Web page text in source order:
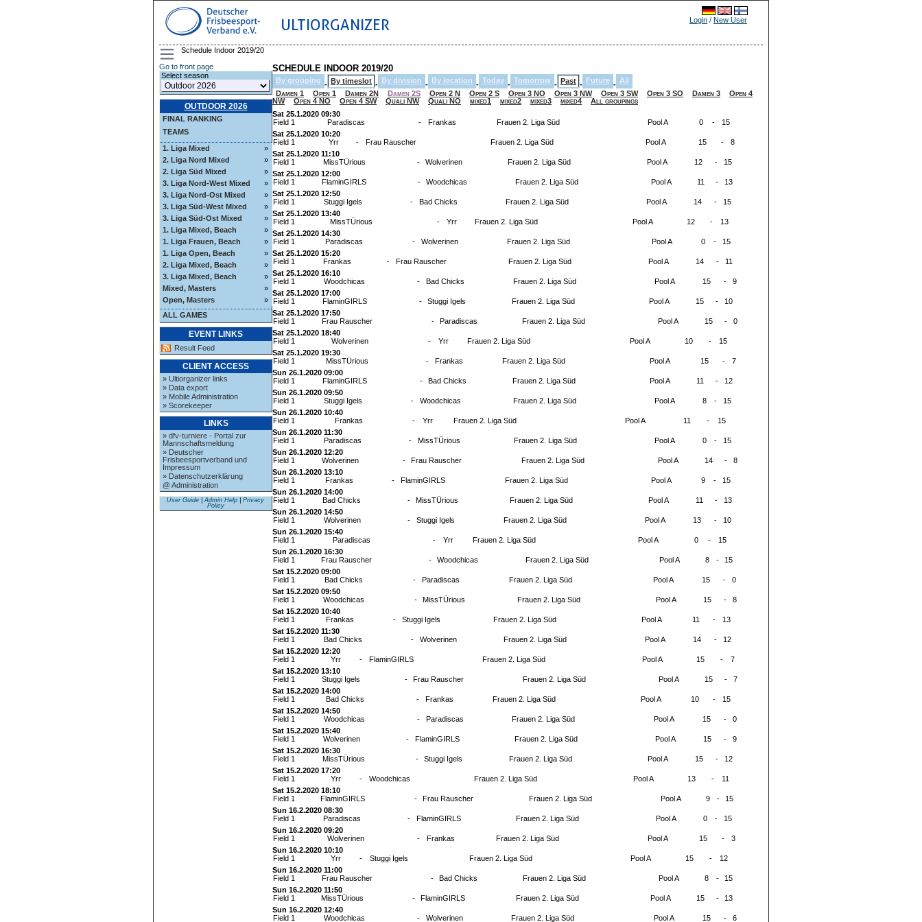
ULTIORGANIZER Login / New User
Schedule Indoor 2019/20
Go to front page
Select season
OUTDOOR 2026
FINAL RANKING
TEAMS
1. Liga Mixed
»
2. Liga Nord Mixed
»
2. Liga Süd Mixed
»
3. Liga Nord-West Mixed
»
3. Liga Nord-Ost Mixed
»
3. Liga Süd-West Mixed
»
3. Liga Süd-Ost Mixed
»
1. Liga Mixed, Beach
»
1. Liga Frauen, Beach
»
1. Liga Open, Beach
»
2. Liga Mixed, Beach
»
3. Liga Mixed, Beach
»
Mixed, Masters
»
Open, Masters
»
ALL GAMES
EVENT LINKS
Result Feed
CLIENT ACCESS
» Ultiorganizer links
» Data export
» Mobile Administration
» Scorekeeper
LINKS
» dfv-turniere - Portal zur
Mannschaftsmeldung
» Deutscher
Frisbeesportverband und
Impressum
» Datenschutzerklärung
@ Administration
User Guide Admin Help
Privacy
Policy
SCHEDULE INDOOR 2019/20
By grouping - By timeslot - By division - By location - Today - Tomorrow - Past - Future - All
Damen 1
Open 1 Damen 2N Damen 2S Open 2 N Open 2 S Open 3 NO Open 3 NW Open 3 SW Open 3 SO Damen 3
Open 4
NW
Open 4 NO Open 4 SW Quali NW Quali NO mixed1 mixed2 mixed3 mixed4
All groupings
Sat 25.1.2020 09:30
Field 1
Paradiscas - Frankas Frauen 2. Liga Süd Pool A 0 -
15
Sat 25.1.2020 10:20
Field 1
Yrr - Frau Rauscher Frauen 2. Liga Süd Pool A 15 -
8
Sat 25.1.2020 11:10
Field 1
MissTÜrious - Wolverinen Frauen 2. Liga Süd Pool A 12 -
15
Sat 25.1.2020 12:00
Field 1
FlaminGIRLS - Woodchicas Frauen 2. Liga Süd Pool A 11 -
13
Sat 25.1.2020 12:50
Field 1
Stuggi Igels - Bad Chicks Frauen 2. Liga Süd Pool A 14 -
15
Sat 25.1.2020 13:40
Field 1
MissTÜrious - Yrr Frauen 2. Liga Süd Pool A 12 -
13
Sat 25.1.2020 14:30
Field 1
Paradiscas - Wolverinen Frauen 2. Liga Süd Pool A 0 -
15
Sat 25.1.2020 15:20
Field 1
Frankas - Frau Rauscher Frauen 2. Liga Süd Pool A 14 -
11
Sat 25.1.2020 16:10
Field 1
Woodchicas - Bad Chicks Frauen 2. Liga Süd Pool A 15 -
9
Sat 25.1.2020 17:00
Field 1
FlaminGIRLS - Stuggi Igels Frauen 2. Liga Süd Pool A 15 -
10
Sat 25.1.2020 17:50
Field 1
Frau Rauscher - Paradiscas Frauen 2. Liga Süd Pool A 15 -
0
Sat 25.1.2020 18:40
Field 1
Wolverinen - Yrr Frauen 2. Liga Süd Pool A 10 -
15
Sat 25.1.2020 19:30
Field 1
MissTÜrious - Frankas Frauen 2. Liga Süd Pool A 15 -
7
Sun 26.1.2020 09:00
Field 1
FlaminGIRLS - Bad Chicks Frauen 2. Liga Süd Pool A 11 -
12
Sun 26.1.2020 09:50
Field 1
Stuggi Igels - Woodchicas Frauen 2. Liga Süd Pool A 8 -
15
Sun 26.1.2020 10:40
Field 1
Frankas - Yrr Frauen 2. Liga Süd Pool A 11 -
15
Sun 26.1.2020 11:30
Field 1
Paradiscas - MissTÜrious Frauen 2. Liga Süd Pool A 0 -
15
Sun 26.1.2020 12:20
Field 1
Wolverinen - Frau Rauscher Frauen 2. Liga Süd Pool A 14 -
8
Sun 26.1.2020 13:10
Field 1
Frankas - FlaminGIRLS Frauen 2. Liga Süd Pool A 9 -
15
Sun 26.1.2020 14:00
Field 1
Bad Chicks - MissTÜrious Frauen 2. Liga Süd Pool A 11 -
13
Sun 26.1.2020 14:50
Field 1
Wolverinen - Stuggi Igels Frauen 2. Liga Süd Pool A 13 -
10
Sun 26.1.2020 15:40
Field 1
Paradiscas - Yrr Frauen 2. Liga Süd Pool A 0 -
15
Sun 26.1.2020 16:30
Field 1
Frau Rauscher - Woodchicas Frauen 2. Liga Süd Pool A 8 -
15
Sat 15.2.2020 09:00
Field 1
Bad Chicks - Paradiscas Frauen 2. Liga Süd Pool A 15 -
0
Sat 15.2.2020 09:50
Field 1
Woodchicas - MissTÜrious Frauen 2. Liga Süd Pool A 15 -
8
Sat 15.2.2020 10:40
Field 1
Frankas - Stuggi Igels Frauen 2. Liga Süd Pool A 11 -
13
Sat 15.2.2020 11:30
Field 1
Bad Chicks - Wolverinen Frauen 2. Liga Süd Pool A 14 -
12
Sat 15.2.2020 12:20
Field 1
Yrr - FlaminGIRLS Frauen 2. Liga Süd Pool A 15 -
7
Sat 15.2.2020 13:10
Field 1
Stuggi Igels - Frau Rauscher Frauen 2. Liga Süd Pool A 15 -
7
Sat 15.2.2020 14:00
Field 1
Bad Chicks - Frankas Frauen 2. Liga Süd Pool A 10 -
15
Sat 15.2.2020 14:50
Field 1
Woodchicas - Paradiscas Frauen 2. Liga Süd Pool A 15 -
0
Sat 15.2.2020 15:40
Field 1
Wolverinen - FlaminGIRLS Frauen 2. Liga Süd Pool A 15 -
9
Sat 15.2.2020 16:30
Field 1
MissTÜrious - Stuggi Igels Frauen 2. Liga Süd Pool A 15 -
12
Sat 15.2.2020 17:20
Field 1
Yrr - Woodchicas Frauen 2. Liga Süd Pool A 13 -
11
Sat 15.2.2020 18:10
Field 1
FlaminGIRLS - Frau Rauscher Frauen 2. Liga Süd Pool A 9 -
15
Sun 16.2.2020 08:30
Field 1
Paradiscas - FlaminGIRLS Frauen 2. Liga Süd Pool A 0 -
15
Sun 16.2.2020 09:20
Field 1
Wolverinen - Frankas Frauen 2. Liga Süd Pool A 15 -
3
Sun 16.2.2020 10:10
Field 1
Yrr - Stuggi Igels Frauen 2. Liga Süd Pool A 15 -
12
Sun 16.2.2020 11:00
Field 1
Frau Rauscher - Bad Chicks Frauen 2. Liga Süd Pool A 8 -
15
Sun 16.2.2020 11:50
Field 1
MissTÜrious - FlaminGIRLS Frauen 2. Liga Süd Pool A 15 -
13
Sun 16.2.2020 12:40
Field 1
Woodchicas - Wolverinen Frauen 2. Liga Süd Pool A 15 - 6